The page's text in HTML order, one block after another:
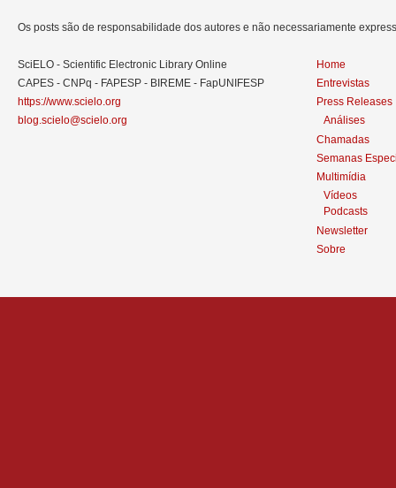
Os posts são de responsabilidade dos autores e não necessariamente
SciELO - Scientific Electronic Library Online
CAPES - CNPq - FAPESP - BIREME - FapUNIFESP
https://www.scielo.org
blog.scielo@scielo.org
Home
Entrevistas
Press Releases
Análises
Chamadas
Semanas
Multimídia
Vídeos
Podcasts
Newsletter
Sobre